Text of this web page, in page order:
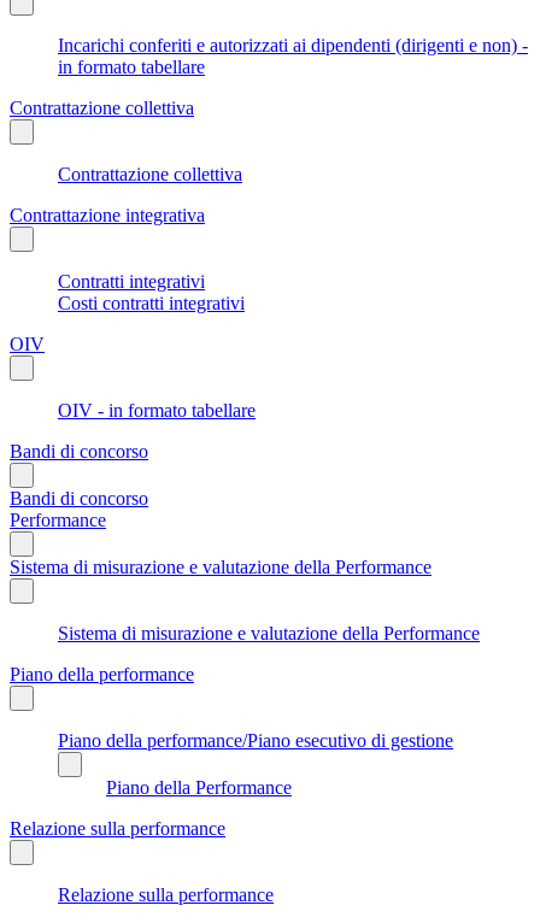
Incarichi conferiti e autorizzati ai dipendenti (dirigenti e non) -
in formato tabellare
Contrattazione collettiva
Contrattazione collettiva
Contrattazione integrativa
Contratti integrativi
Costi contratti integrativi
OIV
OIV - in formato tabellare
Bandi di concorso
Bandi di concorso
Performance
Sistema di misurazione e valutazione della Performance
Sistema di misurazione e valutazione della Performance
Piano della performance
Piano della performance/Piano esecutivo di gestione
Piano della Performance
Relazione sulla performance
Relazione sulla performance